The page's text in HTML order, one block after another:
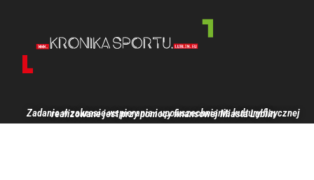
Zadanie w zakresie wspierania i upowszechniania kultury fizycznej realizowane jest przy pomocy finansowej Miasta Lublin